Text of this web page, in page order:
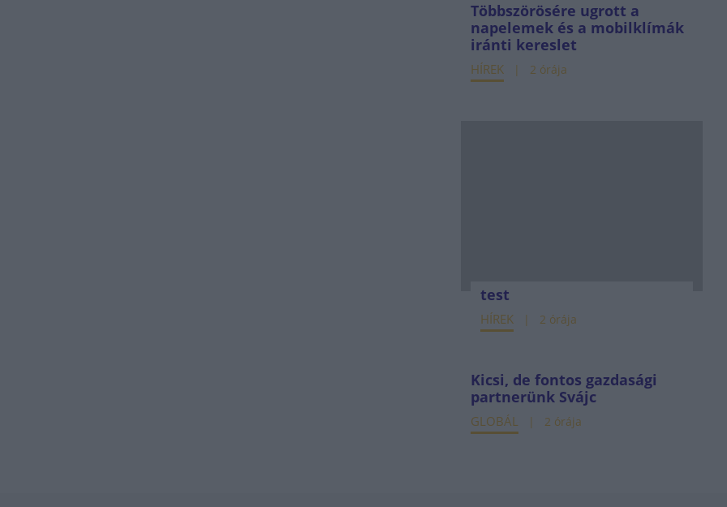
Többszörösére ugrott a
napelemek és a mobilklímák
iránti kereslet
HÍREK 2 órája
test
HÍREK 2 órája
Kicsi, de fontos gazdasági
partnerünk Svájc
GLOBÁL 2 órája